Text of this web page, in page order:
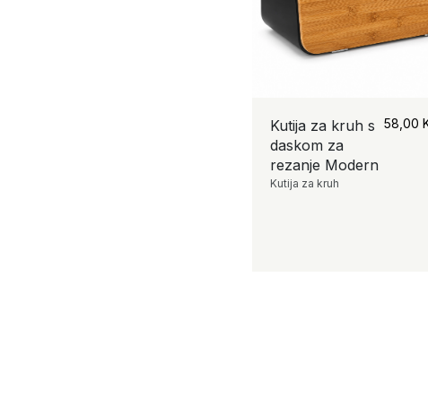
Kutija za kruh s
daskom za
rezanje Modern
Kutija za kruh
58,00